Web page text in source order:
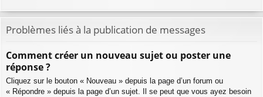
Problèmes liés à la publication de messages
Comment créer un nouveau sujet ou poster une
réponse ?
Cliquez sur le bouton « Nouveau » depuis la page d’un forum ou
« Répondre » depuis la page d’un sujet. Il se peut que vous ayez besoin